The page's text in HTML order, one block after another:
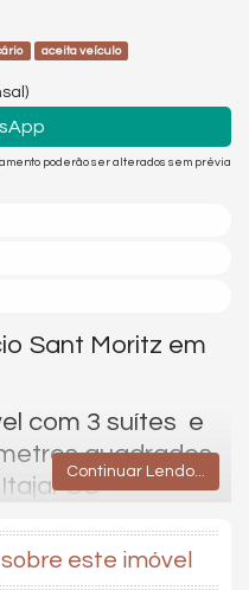
aceita veículo
poderão ser alterados sem prévia
Sant Moritz em
com 3 suítes e
quadrados
SC
Continuar Lendo...
este imóvel